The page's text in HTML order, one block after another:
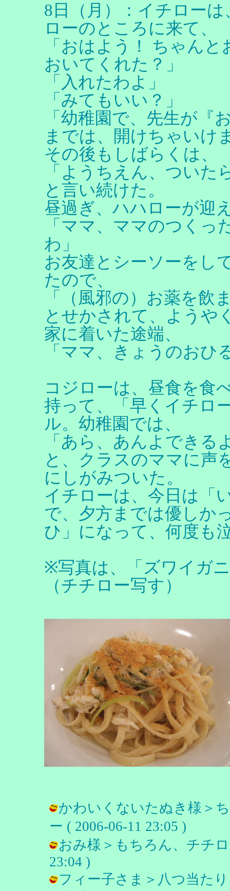
8日（月）：イチロー
ローのところに来て、
「おはよう！ ちゃん
おいてくれた？」
「入れたわよ」
「みてもいい？」
「幼稚園で、先生が『
までは、開けちゃいけ
その後もしばらくは、
「ようちえん、ついた
と言い続けた。
昼過ぎ、ハハローが迎
「ママ、ママのつく
わ」
お友達とシーソーをし
たので、
「（風邪の）お薬を飲
とせかされて、ようや
家に着いた途端、
「ママ、きょうのおひ
コジローは、昼食を食
持って、「早くイチロ
ル。幼稚園では、
「あら、あんよできる
と、クラスのママに声
にしがみついた。
イチローは、今日は「
で、夕方までは優しか
ひ」になって、何度も
※写真は、「ズワイガ
（チチロー写す）
かわいくないたぬき様＞
ー ( 2006-06-11 23:05 )
おみ様＞もちろん、チチ
23:04 )
フィー子さま＞八つ当た